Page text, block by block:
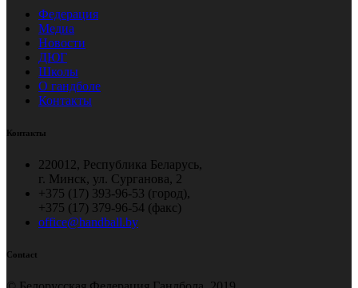
Федерация
Медиа
Новости
ДЮГ
Школы
О гандболе
Контакты
Контакты
220012, Республика Беларусь,
г. Минск, ул. Сурганова, 2
+375 (17) 393-96-53 (город),
+375 (17) 379-96-54 (факс)
office@handball.by
Contact